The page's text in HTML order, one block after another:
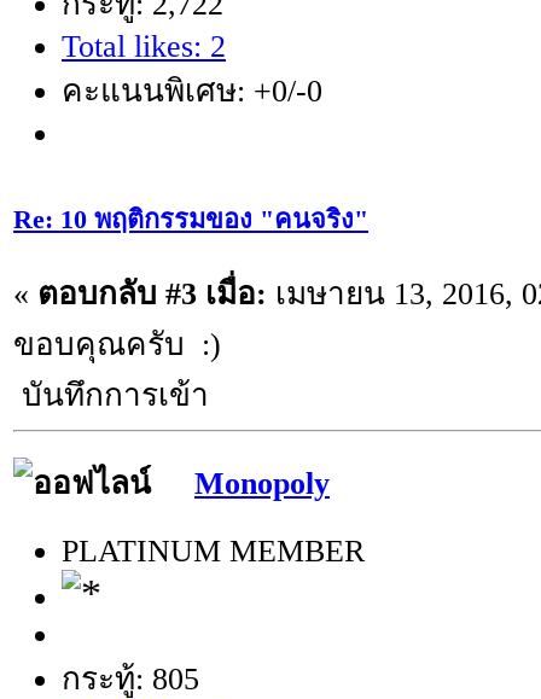
Total likes: 2
คะแนนพิเศษ: +0/-0
Re: 10 พฤติกรรมของ "คนจริง"
« ตอบกลับ #3 เมื่อ: เมษายน 13, 2016,
ขอบคุณครับ :)
บันทึกการเข้า
Monopoly
PLATINUM MEMBER
กระทู้: 805